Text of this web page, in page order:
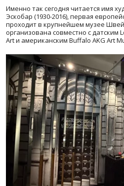
Именно так сегодня читается имя
Эскобар (1930-2016), первая
проходит в крупнейшем музее
организована совместно с датским
Art и американским Buffalo AKG Art